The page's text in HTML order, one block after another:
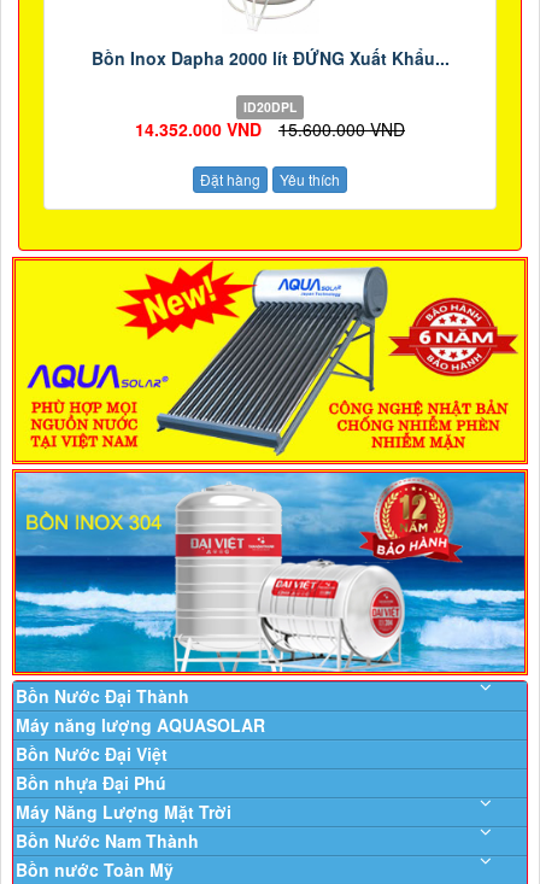
Bồn Inox Dapha 2000 lít ĐỨNG Xuất Khẩu...
ID20DPL
14.352.000 VND 15.600.000 VND
Đặt hàng Yêu thích
Bồn Nước Đại Thành
Máy năng lượng AQUASOLAR
Bồn Nước Đại Việt
Bồn nhựa Đại Phú
Máy Năng Lượng Mặt Trời
Bồn Nước Nam Thành
Bồn nước Toàn Mỹ